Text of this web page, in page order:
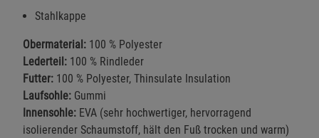
Stahlkappe
Obermaterial: 100 % Polyester
Lederteil: 100 % Rindleder
Futter: 100 % Polyester, Thinsulate Insulation
Laufsohle: Gummi
Innensohle: EVA (sehr hochwertiger, hervorragend
isolierender Schaumstoff, hält den Fuß trocken und warm)